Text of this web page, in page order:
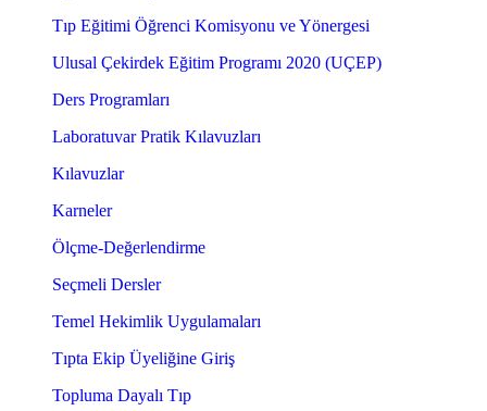
Tıp Eğitimi Öğrenci Komisyonu ve Yönergesi
Ulusal Çekirdek Eğitim Programı 2020 (UÇEP)
Ders Programları
Laboratuvar Pratik Kılavuzları
Kılavuzlar
Karneler
Ölçme-Değerlendirme
Seçmeli Dersler
Temel Hekimlik Uygulamaları
Tıpta Ekip Üyeliğine Giriş
Topluma Dayalı Tıp